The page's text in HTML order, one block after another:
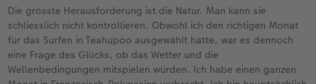
Die grösste Herausforderung ist die Natur. Man kann sie
schliesslich nicht kontrollieren. Obwohl ich den richtigen Monat
für das Surfen in Teahupoo ausgewählt hatte, war es dennoch
eine Frage des Glücks, ob das Wetter und die
Wellenbedingungen mitspielen würden. Ich habe einen ganzen